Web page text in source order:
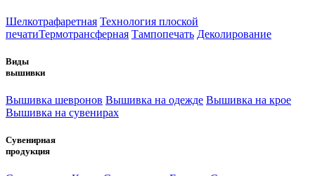
Шелкотрафаретная Технология плоской
печатиТермотрансферная Тампопечать Деколирование
Виды
вышивки
Вышивка шевронов Вышивка на одежде Вышивка на крое
Вышивка на сувенирах
Сувенирная
продукция